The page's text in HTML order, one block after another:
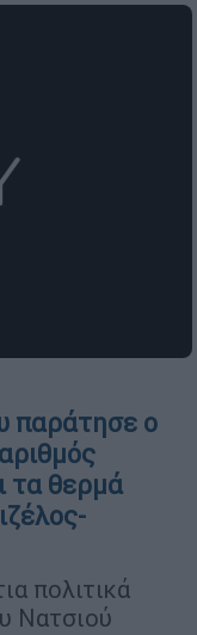
παράτησε ο
τα θερμά
πολιτικά
Νατσιού